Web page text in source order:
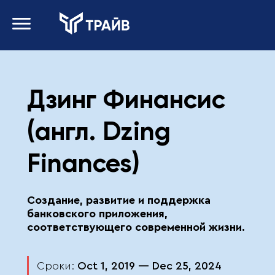
Дзинг Финансис
(англ. Dzing
Finances)
Создание, развитие и поддержка
банковского приложения,
соответствующего современной жизни.
Сроки: Oct 1, 2019 — Dec 25, 2024